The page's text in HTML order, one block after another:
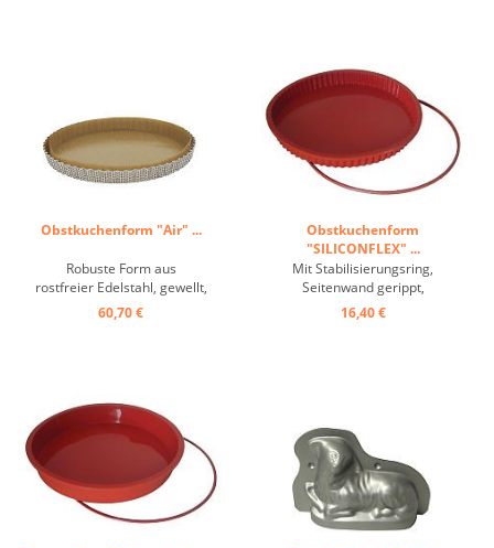
Obstkuchenform "Air" ...
Robuste Form aus
rostfreier Edelstahl, gewellt,
geeignet für den intensiven
professionellen Gebrauch.
gesamten Oberfläche, zerlegbar,
einfache ...
60,70 €
Obstkuchenform
"SILICONFLEX" ...
Mit Stabilisierungsring,
Seitenwand gerippt,
Temperaturbereich: -60°C bis
+230°C, hervorragende
16,40 €